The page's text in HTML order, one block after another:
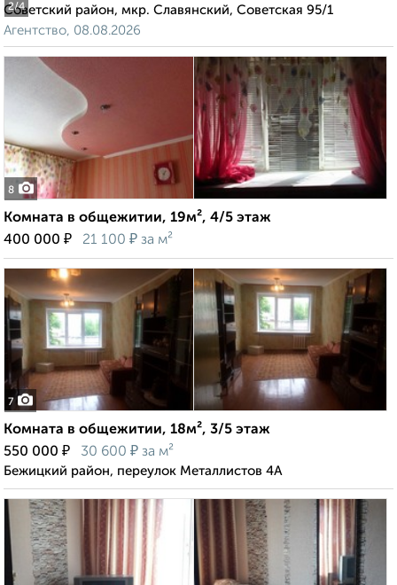
2/4
Советский район, мкр. Славянский, Советская 95/1
Агентство, 08.08.2026
8
Комната в общежитии, 19м², 4/5 этаж
400 000 ₽ 21 100 ₽ за м²
7
Комната в общежитии, 18м², 3/5 этаж
550 000 ₽ 30 600 ₽ за м²
Бежицкий район, переулок Металлистов 4А